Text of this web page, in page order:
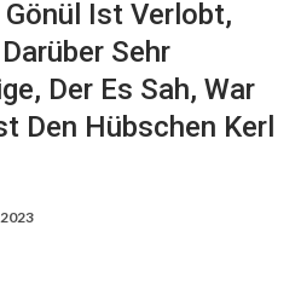
Ist Verlobt,
Sehr
Der Es Sah, War
Den Hübschen Kerl